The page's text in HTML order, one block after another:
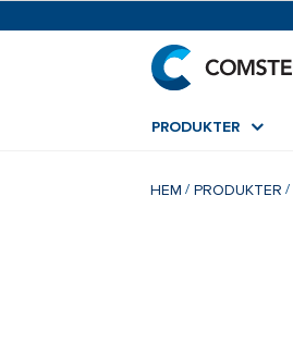
PRODUKTER
HEM PRODUKTER